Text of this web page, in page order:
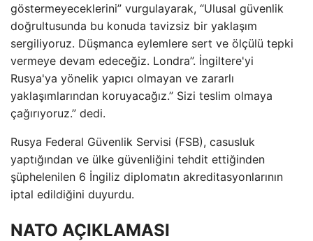
göstermeyeceklerini” vurgulayarak, “Ulusal güvenlik
doğrultusunda bu konuda tavizsiz bir yaklaşım
sergiliyoruz. Düşmanca eylemlere sert ve ölçülü tepki
vermeye devam edeceğiz. Londra”. İngiltere'yi
Rusya'ya yönelik yapıcı olmayan ve zararlı
yaklaşımlarından koruyacağız.” Sizi teslim olmaya
çağırıyoruz.” dedi.
Rusya Federal Güvenlik Servisi (FSB), casusluk
yaptığından ve ülke güvenliğini tehdit ettiğinden
şüphelenilen 6 İngiliz diplomatın akreditasyonlarının
iptal edildiğini duyurdu.
NATO AÇIKLAMASI